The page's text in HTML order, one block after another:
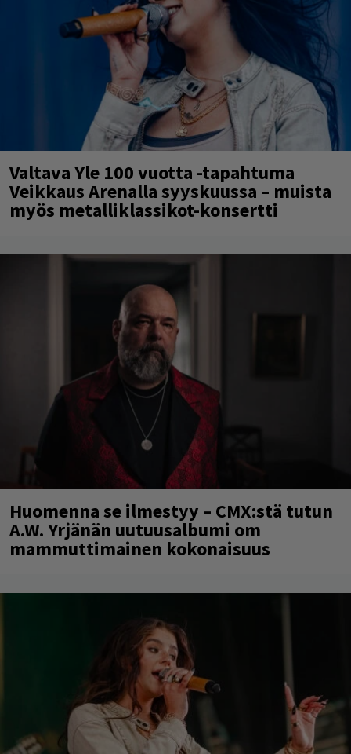
Valtava Yle 100 vuotta -tapahtuma
Veikkaus Arenalla syyskuussa – muista
myös metalliklassikot-konsertti
Huomenna se ilmestyy – CMX:stä tutun
A.W. Yrjänän uutuusalbumi om
mammuttimainen kokonaisuus